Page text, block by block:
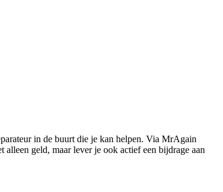
in de buurt die je kan helpen. Via MrAgain
geld, maar lever je ook actief een bijdrage aan